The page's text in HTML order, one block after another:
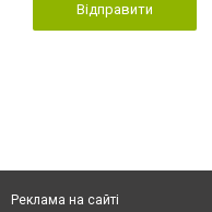
Відправити
Реклама на сайті